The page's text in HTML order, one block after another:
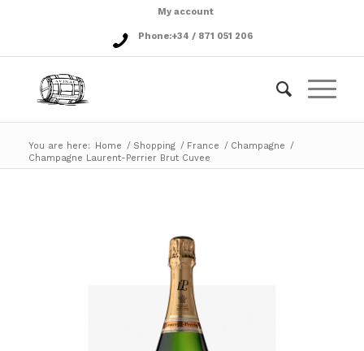
My account
Phone:+34 / 871 051 206
You are here: Home / Shopping / France / Champagne /
Champagne Laurent-Perrier Brut Cuvee